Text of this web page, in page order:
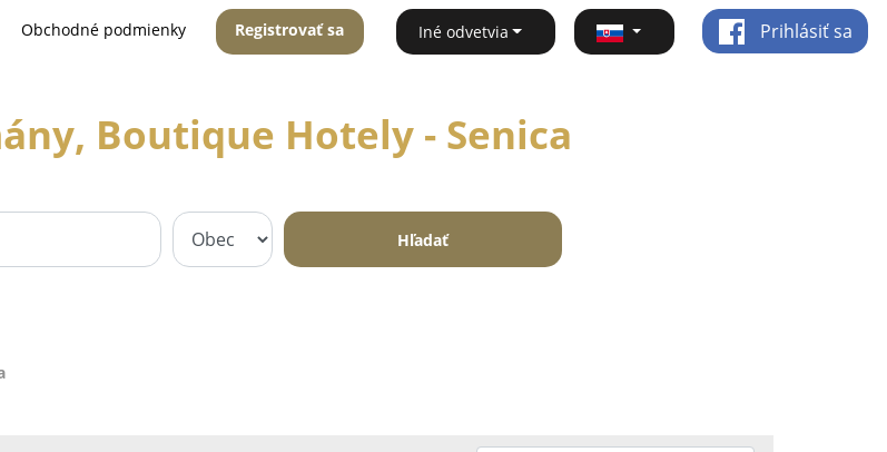
Obchodné podmienky Registrovať sa Iné odvetvia Prihlásiť sa
Boutique Hotely - Senica
Hľadať